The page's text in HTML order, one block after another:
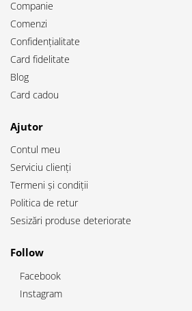
Companie
Comenzi
Confidențialitate
Card fidelitate
Blog
Card cadou
Ajutor
Contul meu
Serviciu clienți
Termeni și condiții
Politica de retur
Sesizări produse deteriorate
Follow
Facebook
Instagram